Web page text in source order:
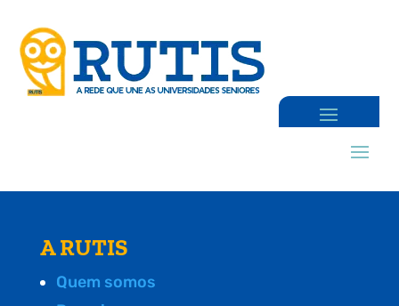
A RUTIS
Quem somos